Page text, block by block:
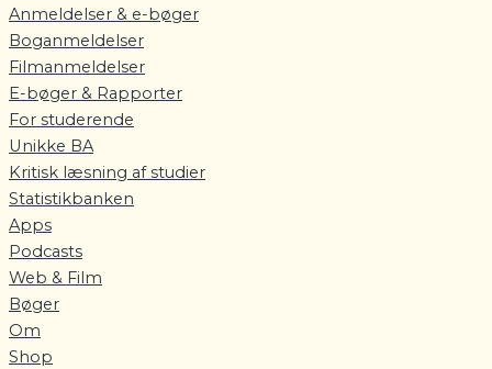
Anmeldelser & e-bøger
Boganmeldelser
Filmanmeldelser
E-bøger & Rapporter
For studerende
Unikke BA
Kritisk læsning af studier
Statistikbanken
Apps
Podcasts
Web & Film
Bøger
Om
Shop